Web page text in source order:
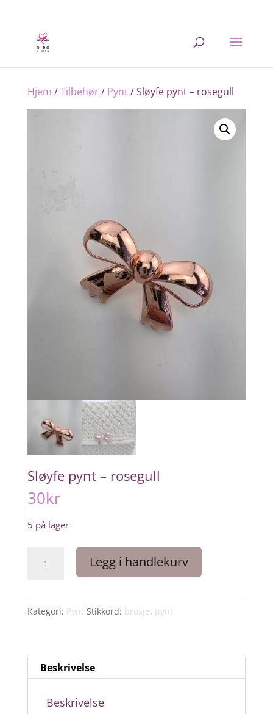
Hjem /Tilbehør/ Pynt/ Sløyfe pynt – rosegull
Sløyfe pynt – rosegull
30kr
5 på lager
pynt
rosegull
antall
Legg i handlekurv
Kategori: Pynt Stikkord: brosje, pynt
Beskrivelse
Beskrivelse